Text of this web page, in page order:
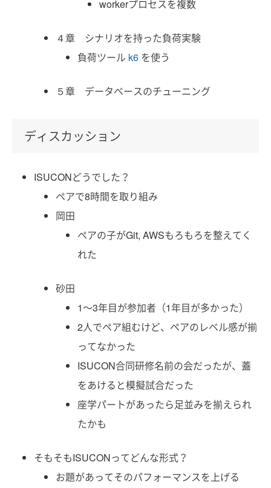
workerプロセスを複数
４章 シナリオを持った負荷実験
負荷ツール k6 を使う
５章 データベースのチューニング
ディスカッション
ISUCONどうでした？
ペアで8時間を取り組み
岡田
ペアの子がGit, AWSもろもろを整えてく
れた
砂田
1〜3年目が参加者（1年目が多かった）
2人でペア組むけど、ペアのレベル感が揃
ってなかった
ISUCON合同研修名前の会だったが、蓋
をあけると模擬試合だった
座学パートがあったら足並みを揃えられ
たかも
そもそもISUCONってどんな形式？
お題があってそのパフォーマンスを上げる